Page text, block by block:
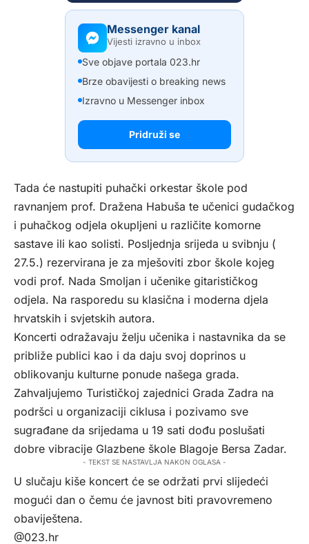
Messenger kanal
Vijesti izravno u inbox
Sve objave portala 023.hr
Brze obavijesti o breaking news
Izravno u Messenger inbox
Pridruži se
Tada će nastupiti puhački orkestar škole pod
ravnanjem prof. Dražena Habuša te učenici gudačkog
i puhačkog odjela okupljeni u različite komorne
sastave ili kao solisti. Posljednja srijeda u svibnju (
27.5.) rezervirana je za mješoviti zbor škole kojeg
vodi prof. Nada Smoljan i učenike gitarističkog
odjela. Na rasporedu su klasična i moderna djela
hrvatskih i svjetskih autora.
Koncerti odražavaju želju učenika i nastavnika da se
približe publici kao i da daju svoj doprinos u
oblikovanju kulturne ponude našega grada.
Zahvaljujemo Turističkoj zajednici Grada Zadra na
podršci u organizaciji ciklusa i pozivamo sve
sugrađane da srijedama u 19 sati dođu poslušati
dobre vibracije Glazbene škole Blagoje Bersa Zadar.
- TEKST SE NASTAVLJA NAKON OGLASA -
U slučaju kiše koncert će se održati prvi slijedeći
mogući dan o čemu će javnost biti pravovremeno
obaviještena.
@023.hr